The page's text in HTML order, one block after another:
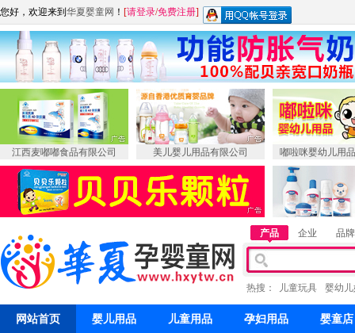
您好，欢迎来到 华夏婴童网 ！ [请登录/免费注册]
江西麦嘟嘟食品有限公司 美儿婴儿用品有限公司 嘟啦咪婴幼儿用
产品 企业 品牌
热搜： 儿童玩具 婴幼
网站首页 婴儿用品 儿童用品 孕妇用品 婴童店